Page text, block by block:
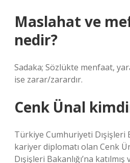
Maslahat ve
nedir?
Sadaka; Sözlükte menfaat,
ise zarar/zarardır.
Cenk Ünal
Türkiye Cumhuriyeti Dışişleri
kariyer diplomatı olan Cenk
Dışişleri Bakanlığı’na